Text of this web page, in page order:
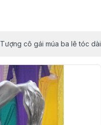
Tượng cô gái múa ba lê tóc dài